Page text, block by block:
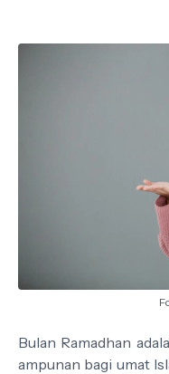
Bulan Ramadhan
ampunan bagi umat